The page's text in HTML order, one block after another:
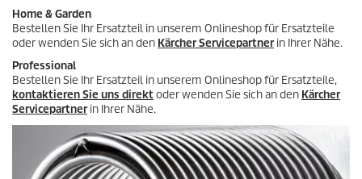
Home & Garden
Bestellen Sie Ihr Ersatzteil in unserem Onlineshop für Ersatzteile
oder wenden Sie sich an den Kärcher Servicepartnerin Ihrer Nähe.
Professional
Bestellen Sie Ihr Ersatzteil in unserem Onlineshop für Ersatzteile,
kontaktieren Sie uns direktoder wenden Sie sich an den Kärcher
Servicepartnerin Ihrer Nähe.